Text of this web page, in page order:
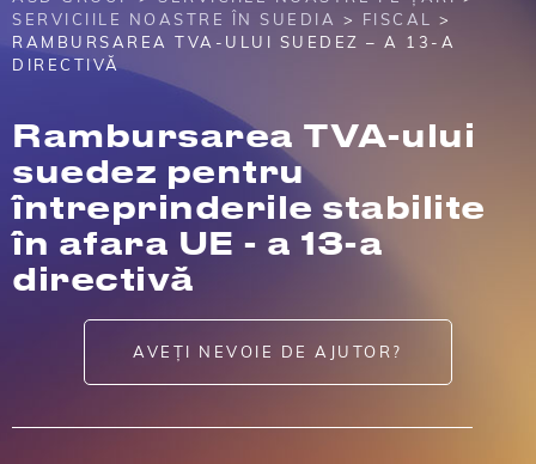
SERVICIILE NOASTRE ÎN SUEDIA > FISCAL
>
RAMBURSAREA TVA-ULUI SUEDEZ – A 13-A
DIRECTIVĂ
Rambursarea TVA-ului
suedez pentru
întreprinderile stabilite
în afara UE - a 13-a
directivă
AVEȚI NEVOIE DE AJUTOR?